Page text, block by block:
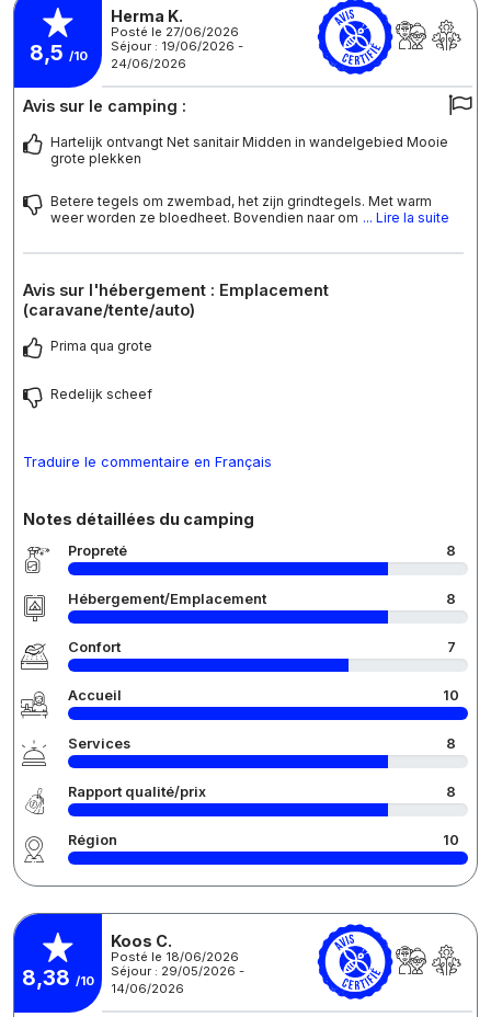
8,5 /10
Herma K.
Posté le 27/06/2026
Séjour : 19/06/2026 -
24/06/2026
Avis sur le camping :
Hartelijk ontvangt Net sanitair Midden in wandelgebied Mooie
grote plekken
Betere tegels om zwembad, het zijn grindtegels. Met warm
weer worden ze bloedheet. Bovendien naar om ... Lire la suite
Avis sur l'hébergement : Emplacement
(caravane/tente/auto)
Prima qua grote
Redelijk scheef
Traduire le commentaire en Français
Notes détaillées du camping
Propreté 8
Hébergement/Emplacement 8
Confort 7
Accueil 10
Services 8
Rapport qualité/prix 8
Région 10
8,38 /10
Koos C.
Posté le 18/06/2026
Séjour : 29/05/2026 -
14/06/2026